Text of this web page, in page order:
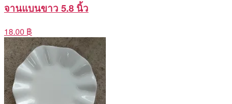
จานแบนขาว 5.8 นิ้ว
18.00 ฿